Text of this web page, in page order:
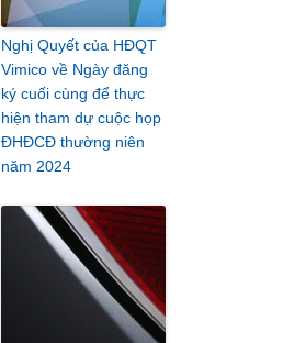
Nghị Quyết của HĐQT
Vimico về Ngày đăng
ký cuối cùng để thực
hiện tham dự cuộc họp
ĐHĐCĐ thường niên
năm 2024